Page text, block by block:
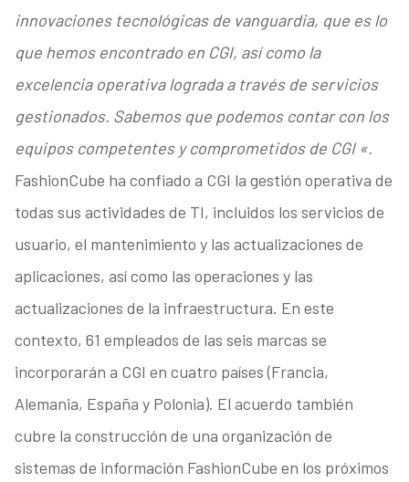
innovaciones tecnológicas de vanguardia, que es lo
que hemos encontrado en CGI, así como la
excelencia operativa lograda a través de servicios
gestionados. Sabemos que podemos contar con los
equipos competentes y comprometidos de CGI «.
FashionCube ha confiado a CGI la gestión operativa de
todas sus actividades de TI, incluidos los servicios de
usuario, el mantenimiento y las actualizaciones de
aplicaciones, así como las operaciones y las
actualizaciones de la infraestructura. En este
contexto, 61 empleados de las seis marcas se
incorporarán a CGI en cuatro países (Francia,
Alemania, España y Polonia). El acuerdo también
cubre la construcción de una organización de
sistemas de información FashionCube en los próximos